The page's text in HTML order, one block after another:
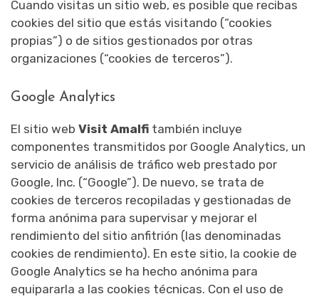
Cuando visitas un sitio web, es posible que recibas
cookies del sitio que estás visitando (“cookies
propias”) o de sitios gestionados por otras
organizaciones (“cookies de terceros”).
Google Analytics
El sitio web Visit Amalfi también incluye
componentes transmitidos por Google Analytics, un
servicio de análisis de tráfico web prestado por
Google, Inc. (“Google”). De nuevo, se trata de
cookies de terceros recopiladas y gestionadas de
forma anónima para supervisar y mejorar el
rendimiento del sitio anfitrión (las denominadas
cookies de rendimiento). En este sitio, la cookie de
Google Analytics se ha hecho anónima para
equipararla a las cookies técnicas. Con el uso de